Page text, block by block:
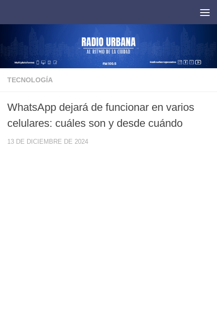
TECNOLOGÍA
WhatsApp dejará de funcionar en varios
celulares: cuáles son y desde cuándo
13 DE DICIEMBRE DE 2024